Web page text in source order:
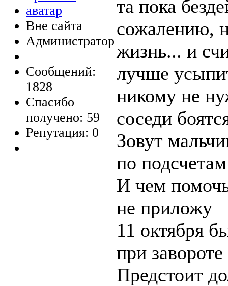
Вне сайта
Администратор
Сообщений:
1828
Спасибо
получено: 59
Репутация: 0
та пока
сожалению,
жизнь... и
лучше
никому не
соседи
Зовут
по
И чем
не приложу
11 октября
при
Предстоит